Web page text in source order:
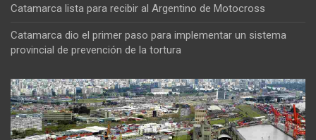
Catamarca lista para recibir al Argentino de Motocross
Catamarca dio el primer paso para implementar un sistema
provincial de prevención de la tortura